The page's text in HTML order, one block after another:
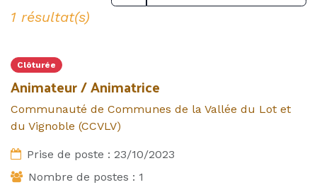
1 résultat(s)
Clôturée
Animateur / Animatrice
Communauté de Communes de la Vallée du Lot et
du Vignoble (CCVLV)
Prise de poste : 23/10/2023
Nombre de postes : 1